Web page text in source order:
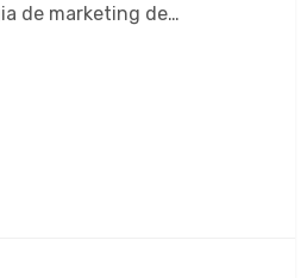
de marketing de…